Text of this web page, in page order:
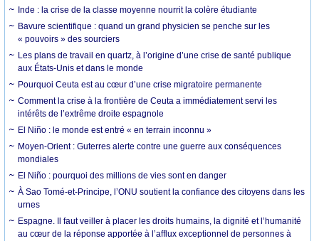
Inde : la crise de la classe moyenne nourrit la colère étudiante
Bavure scientifique : quand un grand physicien se penche sur les
« pouvoirs » des sourciers
Les plans de travail en quartz, à l’origine d’une crise de santé publique
aux États-Unis et dans le monde
Pourquoi Ceuta est au cœur d’une crise migratoire permanente
Comment la crise à la frontière de Ceuta a immédiatement servi les
intérêts de l’extrême droite espagnole
El Niño : le monde est entré « en terrain inconnu »
Moyen-Orient : Guterres alerte contre une guerre aux conséquences
mondiales
El Niño : pourquoi des millions de vies sont en danger
À Sao Tomé-et-Principe, l’ONU soutient la confiance des citoyens dans les
urnes
Espagne. Il faut veiller à placer les droits humains, la dignité et l’humanité
au cœur de la réponse apportée à l’afflux exceptionnel de personnes à